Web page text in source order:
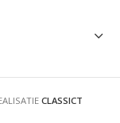
CLASSICT